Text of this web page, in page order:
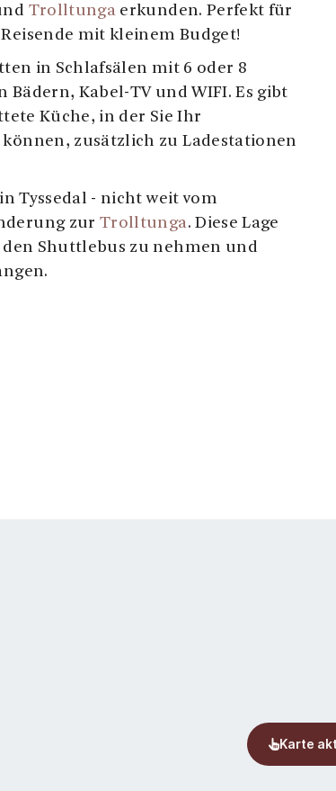
Trolltunga erkunden. Perfekt für
mit kleinem Budget!
in Schlafsälen mit 6 oder 8
Kabel-TV und WIFI. Es gibt
Küche, in der Sie Ihr
zusätzlich zu Ladestationen
Tyssedal - nicht weit vom
zur Trolltunga. Diese Lage
Shuttlebus zu nehmen und
Hostel!
ins Deutsche übersetzt.